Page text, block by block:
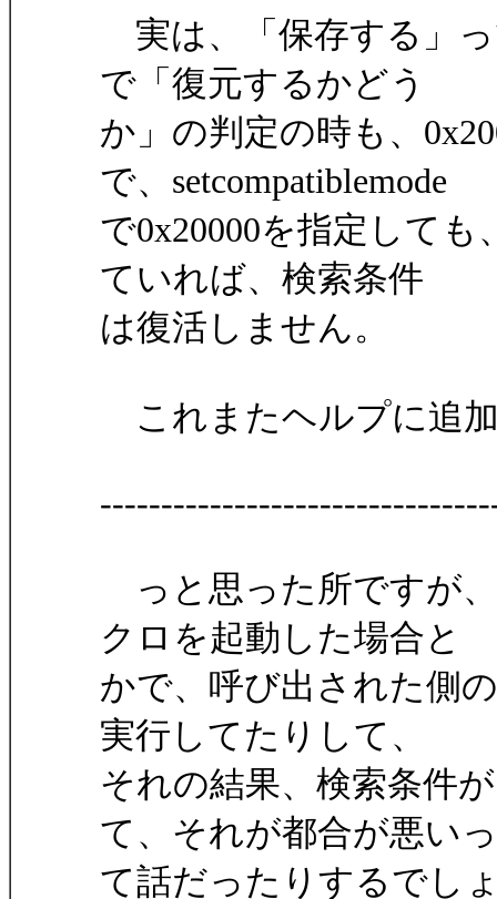
実は、「保存する」
で「復元するかどう
か」の判定の時も、
で、setcompatiblemode
で0x20000を指定して
ていれば、検索条件
は復活しません。
これまたヘルプに追
っと思った所ですが
クロを起動した場合と
かで、呼び出された側
実行してたりして、
それの結果、検索条件
て、それが都合が悪いっ
て話だったりするでし